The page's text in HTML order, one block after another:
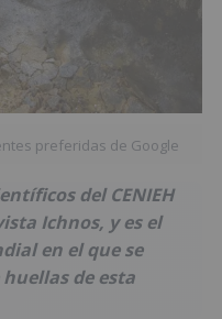
preferidas de Google
del CENIEH
Ichnos, y es el
en el que se
de esta